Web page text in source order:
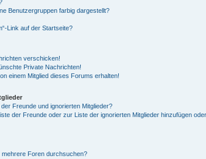
Benutzergruppen farbig dargestellt?
Link auf der Startseite?
verschicken!
Private Nachrichten!
einem Mitglied dieses Forums erhalten!
Freunde und ignorierten Mitglieder?
der Freunde oder zur Liste der ignorierten Mitglieder hinzufügen
Foren durchsuchen?